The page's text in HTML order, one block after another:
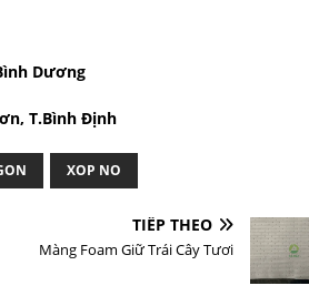
Dương
T.Bình Định
XOP NO
TIẾP THEO
Màng Foam Giữ Trái Cây Tươi